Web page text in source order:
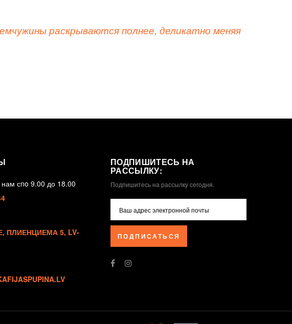
раскрываются полнее, деликатно меняя
нам сno 9.00 до 18.00
ПЛИЕНЦИЕМА 5, LV-
ПОДПИШИТЕСЬ НА
РАССЫЛКУ:
Подпишитесь на рассылку сегодня.
ПОДПИСАТЬСЯ